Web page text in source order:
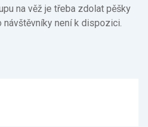
na věž je třeba zdolat pěšky
návštěvníky není k dispozici.